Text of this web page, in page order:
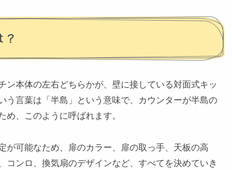
ン本体の左右どちらかが、壁に接している対面式キッ
う言葉は「半島」という意味で、カウンターが半島の
め、このように呼ばれます。
が可能なため、扉のカラー、扉の取っ手、天板の高
コンロ、換気扇のデザインなど、すべてを決めていき